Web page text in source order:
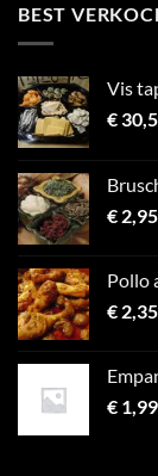
BEST
Vis
€
€ 2,95
Pollo
€ 2,35
€ 1,99